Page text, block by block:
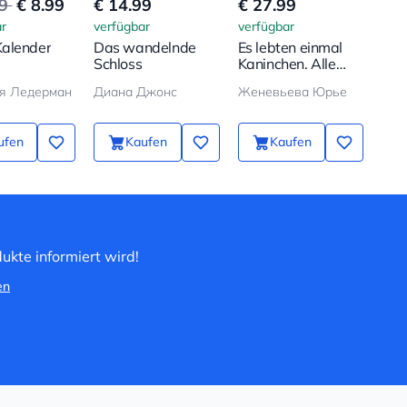
€ 8.99
Ледерман
€ 14.99
verfügbar
Das wandelnde
Schloss
Диана Джонс
Kaufen
€ 27.99
verfügbar
Es lebten einmal
Kaninchen. Alle
Band
Женевьева Юрье
Kaufen
informiert wird!